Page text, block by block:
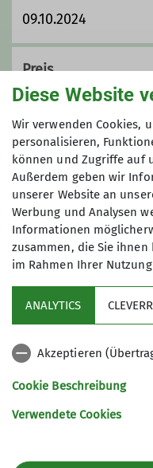
09.10.2024
Preis
Verpflegung etc.
vor Ort zu
Maximale
6
Sektion
Diese Website
Wir verwenden Cookies,
personalisieren,
können und Zugriffe auf
Außerdem geben wir
unserer Website an
Werbung und Analysen
Informationen
zusammen, die Sie
im Rahmen Ihrer
ANALYTICS
Akzeptieren
Cookie Beschreibung
Verwendete Cookies